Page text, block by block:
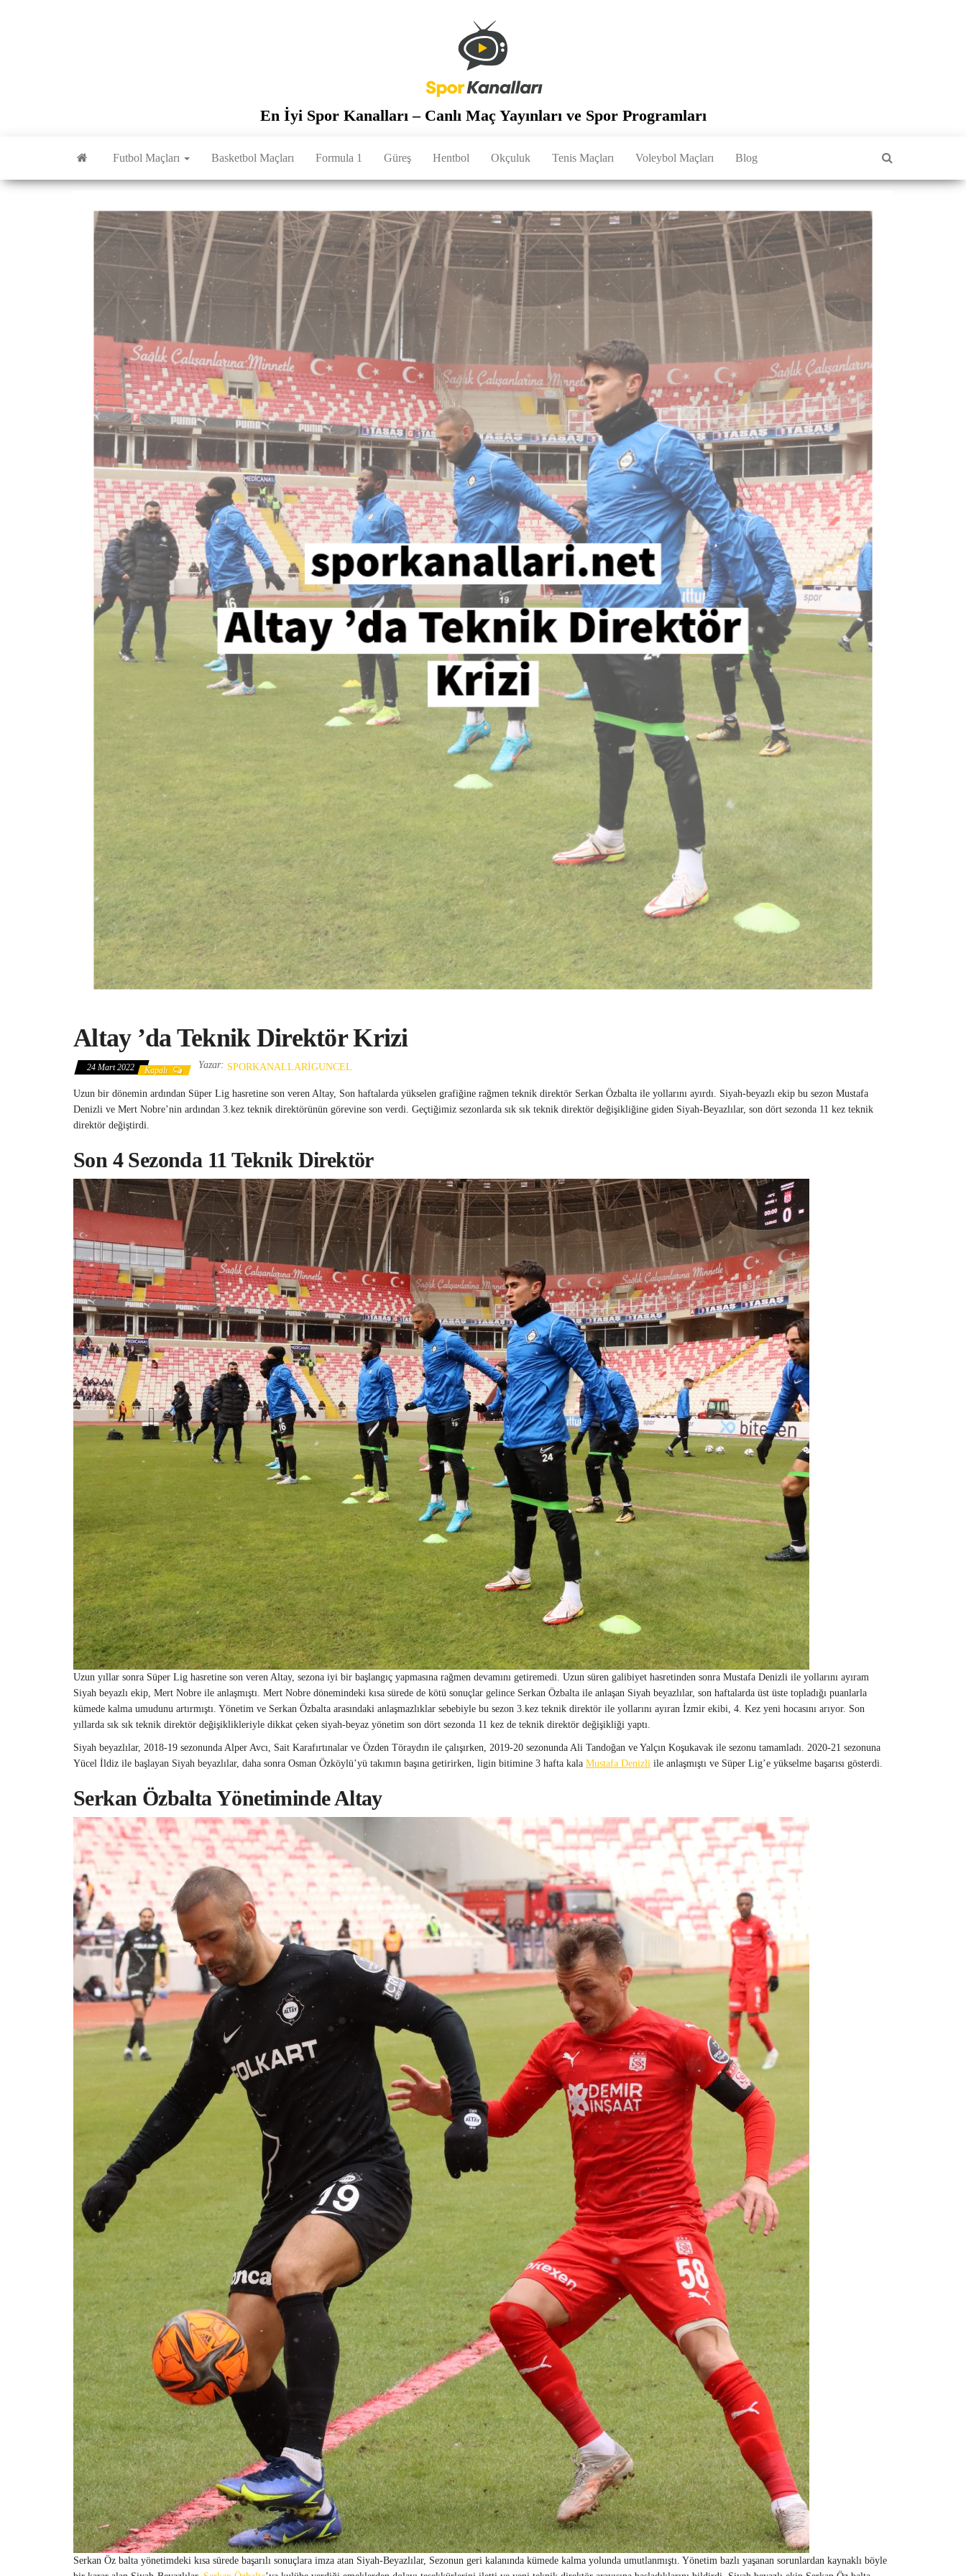
En İyi Spor Kanalları – Canlı Maç Yayınları ve Spor Programları
Futbol Maçları Basketbol Maçları Formula 1 Güreş Hentbol Okçuluk Tenis Maçları Voleybol Maçları Blog
Altay ’da Teknik Direktör Krizi
24 Mart 2022 Kapalı Yazar: SPORKANALLARIGUNCEL
Uzun bir dönemin ardından Süper Lig hasretine son veren Altay, Son haftalarda yükselen grafiğine rağmen teknik direktör Serkan Özbalta ile yollarını ayırdı. Siyah-beyazlı ekip bu sezon Mustafa
Denizli ve Mert Nobre’nin ardından 3.kez teknik direktörünün görevine son verdi. Geçtiğimiz sezonlarda sık sık teknik direktör değişikliğine giden Siyah-Beyazlılar, son dört sezonda 11 kez teknik
direktör değiştirdi.
Son 4 Sezonda 11 Teknik Direktör
Uzun yıllar sonra Süper Lig hasretine son veren Altay, sezona iyi bir başlangıç yapmasına rağmen devamını getiremedi. Uzun süren galibiyet hasretinden sonra Mustafa Denizli ile yollarını ayıram
Siyah beyazlı ekip, Mert Nobre ile anlaşmıştı. Mert Nobre dönemindeki kısa sürede de kötü sonuçlar gelince Serkan Özbalta ile anlaşan Siyah beyazlılar, son haftalarda üst üste topladığı puanlarla
kümede kalma umudunu artırmıştı. Yönetim ve Serkan Özbalta arasındaki anlaşmazlıklar sebebiyle bu sezon 3.kez teknik direktör ile yollarını ayıran İzmir ekibi, 4. Kez yeni hocasını arıyor. Son
yıllarda sık sık teknik direktör değişiklikleriyle dikkat çeken siyah-beyaz yönetim son dört sezonda 11 kez de teknik direktör değişikliği yaptı.
Siyah beyazlılar, 2018-19 sezonunda Alper Avcı, Sait Karafırtınalar ve Özden Töraydın ile çalışırken, 2019-20 sezonunda Ali Tandoğan ve Yalçın Koşukavak ile sezonu tamamladı. 2020-21 sezonuna
Yücel İldiz ile başlayan Siyah beyazlılar, daha sonra Osman Özköylü’yü takımın başına getirirken, ligin bitimine 3 hafta kala Mustafa Denizli ile anlaşmıştı ve Süper Lig’e yükselme başarısı gösterdi.
Serkan Özbalta Yönetiminde Altay
Serkan Öz balta yönetimdeki kısa sürede başarılı sonuçlara imza atan Siyah-Beyazlılar, Sezonun geri kalanında kümede kalma yolunda umutlanmıştı. Yönetim bazlı yaşanan sorunlardan kaynaklı böyle